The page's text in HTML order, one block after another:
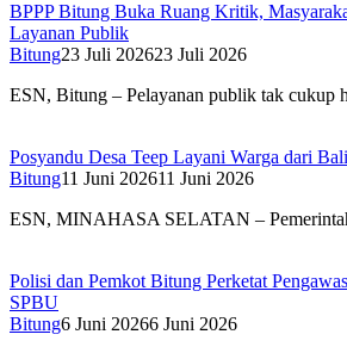
BPPP Bitung Buka Ruang Kritik,
Layanan Publik
Bitung23 Juli 202623 Juli 2026
ESN, Bitung – Pelayanan publik tak cukup
Posyandu Desa Teep Layani Warga dari
Bitung11 Juni 202611 Juni 2026
ESN, MINAHASA SELATAN –
Polisi dan Pemkot Bitung Perketat
SPBU
Bitung6 Juni 20266 Juni 2026